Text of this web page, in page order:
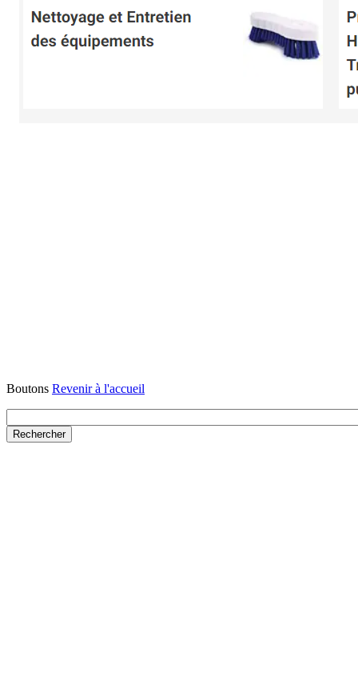
Boutons Revenir à l'accueil